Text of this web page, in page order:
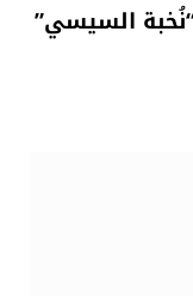
“نُخبة السيسي”